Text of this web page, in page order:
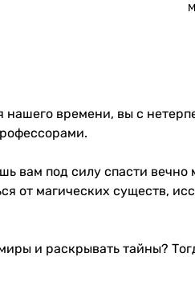
времени, вы с
вам под силу спасти
от магических существ,
и раскрывать тайны?